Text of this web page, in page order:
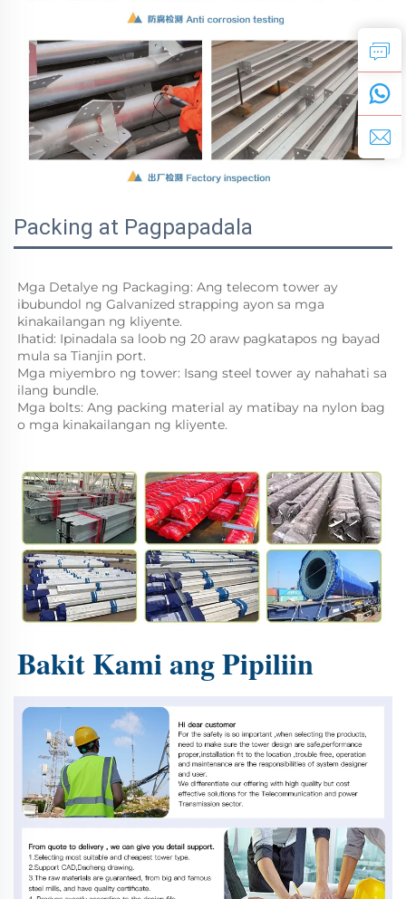
Packing at Pagpapadala
Mga Detalye ng Packaging: Ang telecom tower ay
ibubundol ng Galvanized strapping ayon sa mga
kinakailangan ng kliyente.
Ihatid: Ipinadala sa loob ng 20 araw pagkatapos ng bayad
mula sa Tianjin port.
Mga miyembro ng tower: Isang steel tower ay nahahati sa
ilang bundle.
Mga bolts: Ang packing material ay matibay na nylon bag
o mga kinakailangan ng kliyente.
Bakit Kami ang Pipiliin